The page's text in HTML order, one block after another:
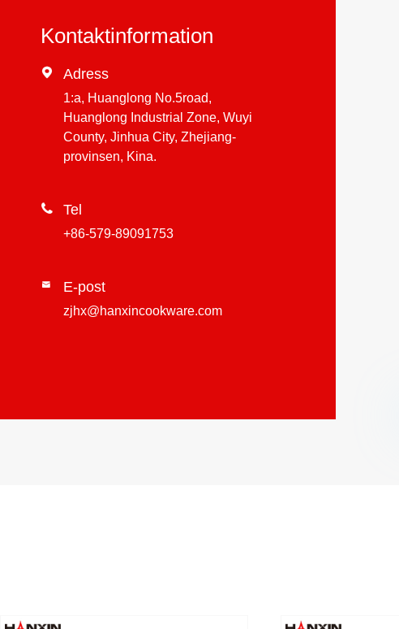
Kontaktinformation
 Adress
1:a, Huanglong No.5road,
Huanglong Industrial Zone, Wuyi
County, Jinhua City, Zhejiang-
provinsen, Kina.
 Tel
+86-579-89091753
 E-post
zjhx@hanxincookware.com